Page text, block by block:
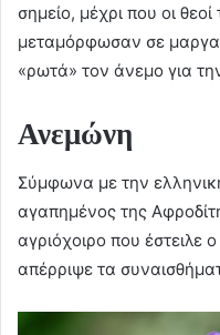
σημείο, μέχρι που οι
μεταμόρφωσαν σε
«ρωτά» τον άνεμο για
Ανεμώνη
Σύμφωνα με την
αγαπημένος της
αγριόχοιρο που
απέρριψε τα